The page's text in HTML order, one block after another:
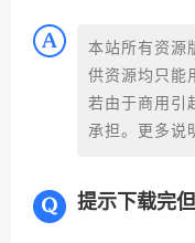
本站所有资源
供资源均只能
若由于商用引
承担。更多说
提示下载完